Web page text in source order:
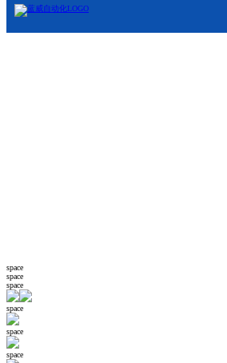
space
space
space
space
space
space